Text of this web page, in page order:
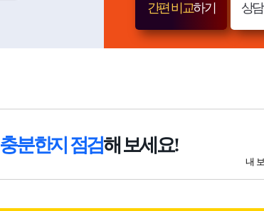
간편 비교하기 상
충분한지 점검해 보세요!
내